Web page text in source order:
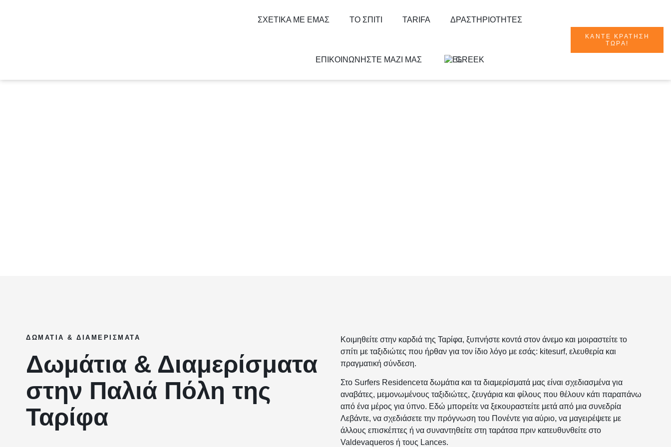
ΣΧΕΤΙΚΆ ΜΕ ΕΜΆΣ ΤΟ ΣΠΊΤΙ TARIFA ΔΡΑΣΤΗΡΙΌΤΗΤΕΣ
ΕΠΙΚΟΙΝΩΝΉΣΤΕ ΜΑΖΊ ΜΑΣ GREEK
ΚΆΝΤΕ ΚΡΆΤΗΣΗ
ΤΏΡΑ!
ΔΩΜΆΤΙΑ & ΔΙΑΜΕΡΊΣΜΑΤΑ
Δωμάτια & Διαμερίσματα
στην Παλιά Πόλη της
Ταρίφα
Κοιμηθείτε στην καρδιά της Ταρίφα, ξυπνήστε κοντά στον άνεμο και μοιραστείτε το
σπίτι με ταξιδιώτες που ήρθαν για τον ίδιο λόγο με εσάς: kitesurf, ελευθερία και
πραγματική σύνδεση.
Στο Surfers Residenceτα δωμάτια και τα διαμερίσματά μας είναι σχεδιασμένα για
αναβάτες, μεμονωμένους ταξιδιώτες, ζευγάρια και φίλους που θέλουν κάτι παραπάνω
από ένα μέρος για ύπνο. Εδώ μπορείτε να ξεκουραστείτε μετά από μια συνεδρία
Λεβάντε, να σχεδιάσετε την πρόγνωση του Πονέντε για αύριο, να μαγειρέψετε με
άλλους επισκέπτες ή να συναντηθείτε στη ταράτσα πριν κατευθυνθείτε στο
Valdevaqueros ή τους Lances.